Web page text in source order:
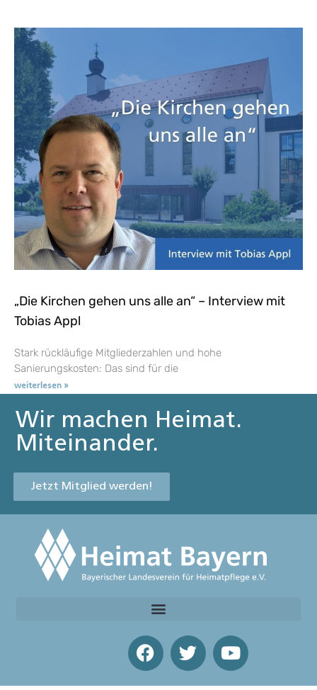
„Die Kirchen gehen uns alle an“ – Interview mit
Tobias Appl
Stark rückläufige Mitgliederzahlen und hohe
Sanierungskosten: Das sind für die
weiterlesen »
Wir machen Heimat.
Miteinander.
Jetzt Mitglied werden!